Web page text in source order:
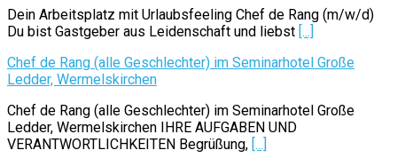
Dein Arbeitsplatz mit Urlaubsfeeling Chef de Rang (m/w/d)
Du bist Gastgeber aus Leidenschaft und liebst [...]
Chef de Rang (alle Geschlechter) im Seminarhotel Große
Ledder, Wermelskirchen
Chef de Rang (alle Geschlechter) im Seminarhotel Große
Ledder, Wermelskirchen IHRE AUFGABEN UND
VERANTWORTLICHKEITEN Begrüßung, [...]